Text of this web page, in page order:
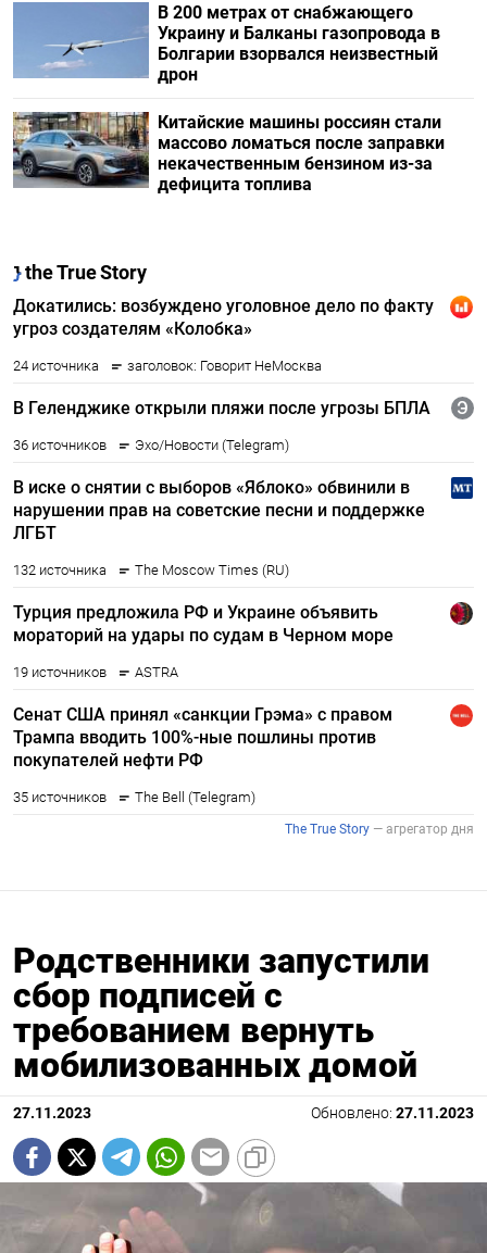
В 200 метрах от снабжающего
Украину и Балканы газопровода в
Болгарии взорвался неизвестный
дрон
Китайские машины россиян стали
массово ломаться после заправки
некачественным бензином из-за
дефицита топлива
Родственники запустили
сбор подписей с
требованием вернуть
мобилизованных домой
27.11.2023 Обновлено: 27.11.2023